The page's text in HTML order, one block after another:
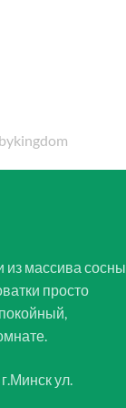
массива сосны
просто
ул.